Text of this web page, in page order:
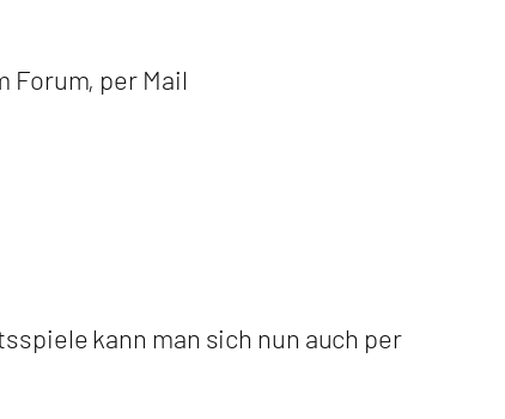
Forum, per Mail
kann man sich nun auch per